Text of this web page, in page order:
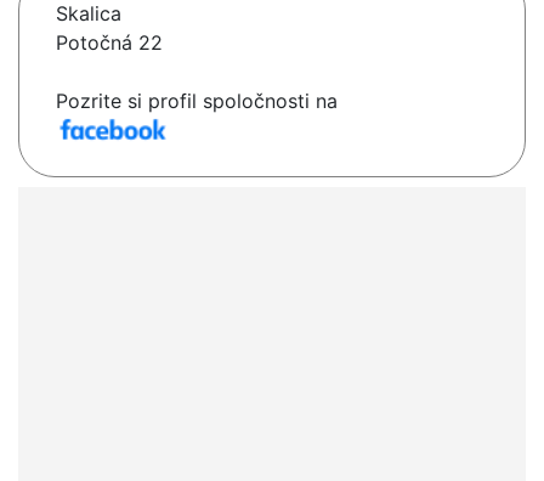
Skalica
Potočná 22
Pozrite si profil spoločnosti na